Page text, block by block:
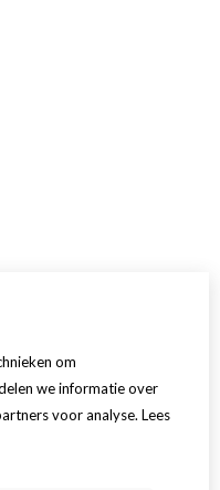
om
we informatie over
voor analyse. Lees